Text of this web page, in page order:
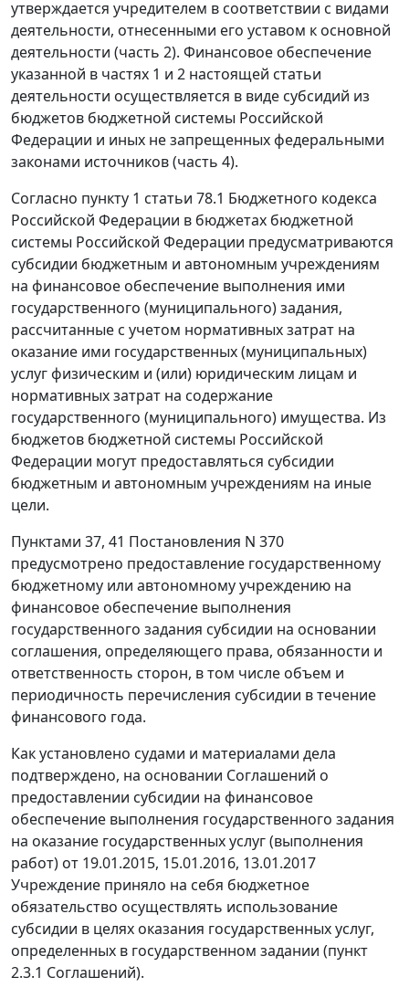
утверждается учредителем в соответствии с видами
деятельности, отнесенными его уставом к основной
деятельности (часть 2). Финансовое обеспечение
указанной в частях 1 и 2 настоящей статьи
деятельности осуществляется в виде субсидий из
бюджетов бюджетной системы Российской
Федерации и иных не запрещенных федеральными
законами источников (часть 4).
Согласно пункту 1 статьи 78.1 Бюджетного кодекса
Российской Федерации в бюджетах бюджетной
системы Российской Федерации предусматриваются
субсидии бюджетным и автономным учреждениям
на финансовое обеспечение выполнения ими
государственного (муниципального) задания,
рассчитанные с учетом нормативных затрат на
оказание ими государственных (муниципальных)
услуг физическим и (или) юридическим лицам и
нормативных затрат на содержание
государственного (муниципального) имущества. Из
бюджетов бюджетной системы Российской
Федерации могут предоставляться субсидии
бюджетным и автономным учреждениям на иные
цели.
Пунктами 37, 41 Постановления N 370
предусмотрено предоставление государственному
бюджетному или автономному учреждению на
финансовое обеспечение выполнения
государственного задания субсидии на основании
соглашения, определяющего права, обязанности и
ответственность сторон, в том числе объем и
периодичность перечисления субсидии в течение
финансового года.
Как установлено судами и материалами дела
подтверждено, на основании Соглашений о
предоставлении субсидии на финансовое
обеспечение выполнения государственного задания
на оказание государственных услуг (выполнения
работ) от 19.01.2015, 15.01.2016, 13.01.2017
Учреждение приняло на себя бюджетное
обязательство осуществлять использование
субсидии в целях оказания государственных услуг,
определенных в государственном задании (пункт
2.3.1 Соглашений).